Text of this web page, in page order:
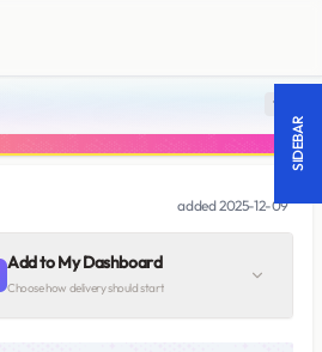
18 +
added2025-12-09
Add to My Dashboard
Choose how delivery should start
SIDEBAR